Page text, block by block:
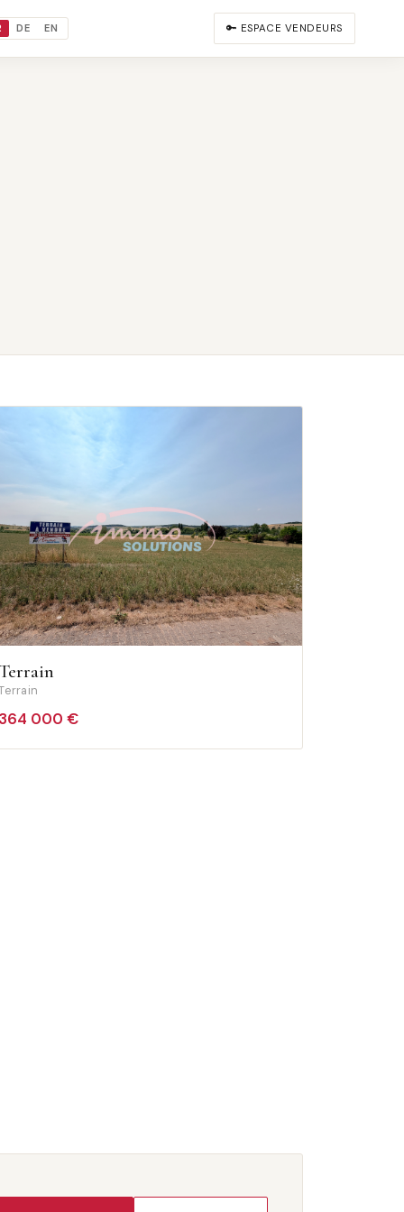
DE EN 🔑 ESPACE VENDEURS
364 000 €